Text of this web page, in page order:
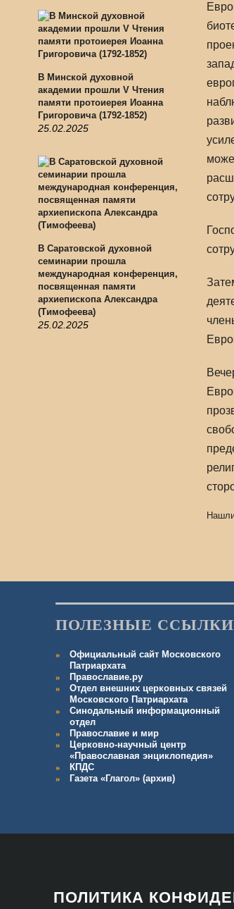
В Минской духовной
академии прошли V Чтения
памяти протоиерея Иоанна
Григоровича (1792-1852)
25.02.2025
В Саратовской духовной
семинарии прошла
международная конференция,
посвященная памяти
архиепископа Александра
(Тимофеева)
25.02.2025
ПОЛЕЗНЫЕ ССЫЛКИ
Официальный сайт Московского
Патриархата
Православие.ру
Отдел внешних церковных связей
Московского Патриархата
Синодальный информационный
отдел
Православие и мир
Церковно-научный центр
«Православная энциклопедия»
КПДС
Газета «Глагол» (архив)
ПОЛИТИКА